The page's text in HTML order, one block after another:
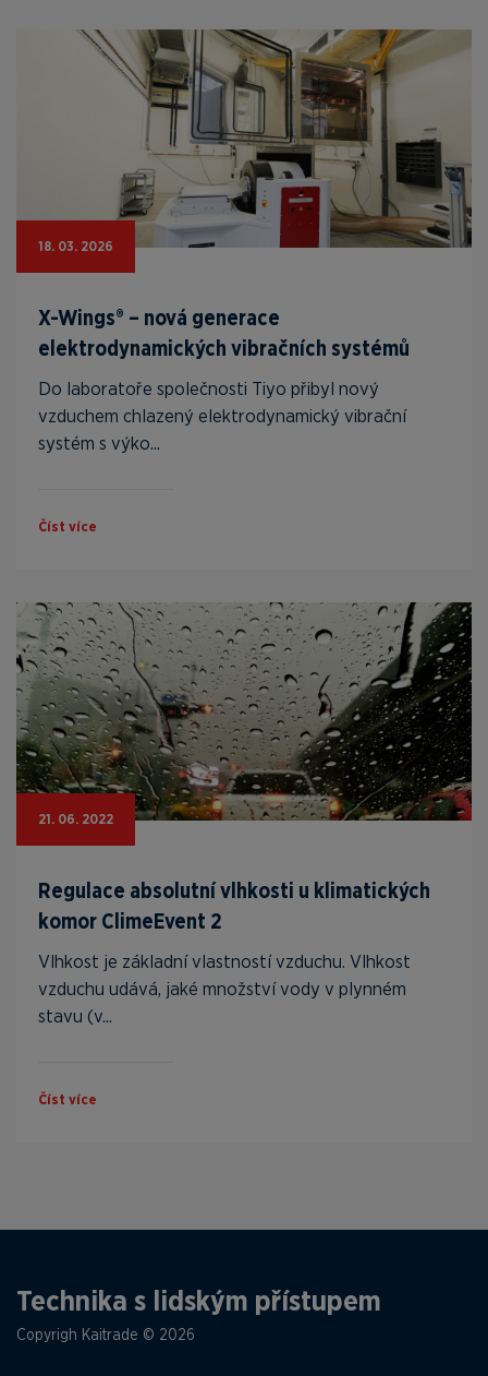
18. 03. 2026
X-Wings® – nová generace
elektrodynamických vibračních systémů
Do laboratoře společnosti Tiyo přibyl nový
vzduchem chlazený elektrodynamický vibrační
systém s výko...
Číst více
21. 06. 2022
Regulace absolutní vlhkosti u klimatických
komor ClimeEvent 2
Vlhkost je základní vlastností vzduchu. Vlhkost
vzduchu udává, jaké množství vody v plynném
stavu (v...
Číst více
Technika s lidským přístupem
Copyrigh Kaitrade © 2026